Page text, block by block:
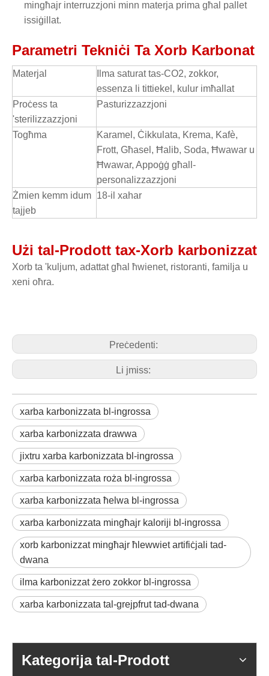
mingħajr interruzzjoni minn materja prima għal pallet
issiġillat.
Parametri Tekniċi Ta Xorb Karbonat
Materjal
Ilma saturat tas-CO2, zokkor,
essenza li tittiekel, kulur imħallat
Proċess ta
'sterilizzazzjoni
Pasturizzazzjoni
Togħma
Karamel, Ċikkulata, Krema, Kafè,
Frott, Għasel, Ħalib, Soda, Ħwawar u
Ħwawar, Appoġġ għall-
personalizzazzjoni
Żmien kemm idum
tajjeb
18-il xahar
Użi tal-Prodott tax-Xorb karbonizzat
Xorb ta 'kuljum, adattat għal ħwienet, ristoranti, familja u
xeni oħra.
Preċedenti:
Li jmiss:
xarba karbonizzata bl-ingrossa
xarba karbonizzata drawwa
jixtru xarba karbonizzata bl-ingrossa
xarba karbonizzata roża bl-ingrossa
xarba karbonizzata ħelwa bl-ingrossa
xarba karbonizzata mingħajr kaloriji bl-ingrossa
xorb karbonizzat mingħajr ħlewwiet artifiċjali tad-
dwana
ilma karbonizzat żero zokkor bl-ingrossa
xarba karbonizzata tal-grejpfrut tad-dwana
Kategorija tal-Prodott